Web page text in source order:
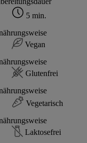
5 min.
Vegan
Glutenfrei
Vegetarisch
Laktosefrei